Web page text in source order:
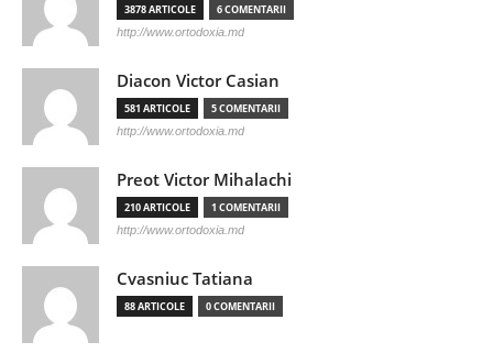
3878 ARTICOLE 6 COMENTARII
http://www.ortodoxia.md
Diacon Victor Casian
581 ARTICOLE 5 COMENTARII
http://www.ortodoxia.md
Preot Victor Mihalachi
210 ARTICOLE 1 COMENTARII
http://www.ortodoxia.md
Cvasniuc Tatiana
88 ARTICOLE 0 COMENTARII